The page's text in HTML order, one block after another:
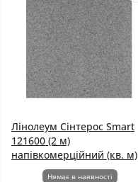
Лінолеум Сінтерос Smart
121600 (2 м)
напівкомерційний (кв. м)
Немає в наявності